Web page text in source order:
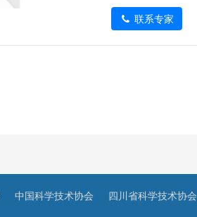
联系专家
中国科学技术协会 四川省科学技术协会